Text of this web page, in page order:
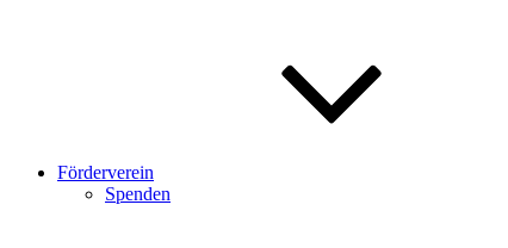
Förderverein
Spenden